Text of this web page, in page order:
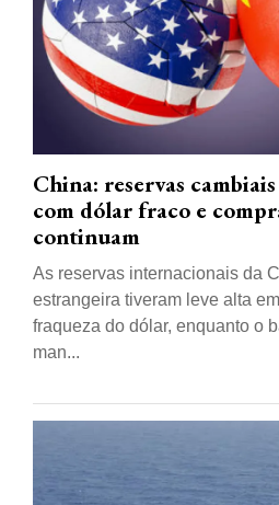
China: reservas
com dólar fraco e
continuam
As reservas internacionais da
estrangeira tiveram leve alta
fraqueza do dólar, enquanto o
man...